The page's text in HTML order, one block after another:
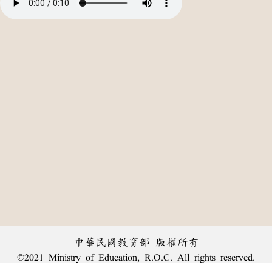
中華民國教育部 版權所有
©2021 Ministry of Education, R.O.C. All rights reserved.